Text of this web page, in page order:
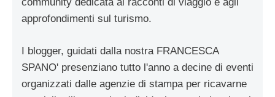
community dedicata ai racconti di viaggio e agli
approfondimenti sul turismo.
I blogger, guidati dalla nostra FRANCESCA
SPANO' presenziano tutto l'anno a decine di eventi
organizzati dalle agenzie di stampa per ricavarne